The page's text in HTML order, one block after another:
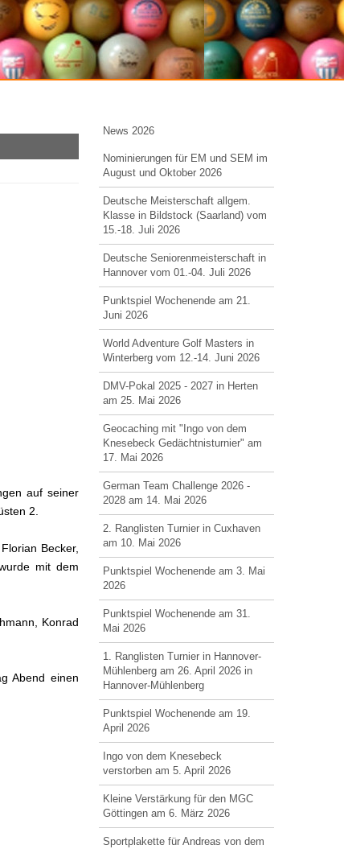
auf seiner
2.
Becker,
mit dem
Konrad
Abend einen
News 2026
Nominierungen für EM und SEM im
August und Oktober 2026
Deutsche Meisterschaft allgem.
Klasse in Bildstock (Saarland) vom
15.-18. Juli 2026
Deutsche Seniorenmeisterschaft in
Hannover vom 01.-04. Juli 2026
Punktspiel Wochenende am 21.
Juni 2026
World Adventure Golf Masters in
Winterberg vom 12.-14. Juni 2026
DMV-Pokal 2025 - 2027 in Herten
am 25. Mai 2026
Geocaching mit "Ingo von dem
Knesebeck Gedächtnisturnier" am
17. Mai 2026
German Team Challenge 2026 -
2028 am 14. Mai 2026
2. Ranglisten Turnier in Cuxhaven
am 10. Mai 2026
Punktspiel Wochenende am 3. Mai
2026
Punktspiel Wochenende am 31.
Mai 2026
1. Ranglisten Turnier in Hannover-
Mühlenberg am 26. April 2026 in
Hannover-Mühlenberg
Punktspiel Wochenende am 19.
April 2026
Ingo von dem Knesebeck
verstorben am 5. April 2026
Kleine Verstärkung für den MGC
Göttingen am 6. März 2026
Sportplakette für Andreas von dem